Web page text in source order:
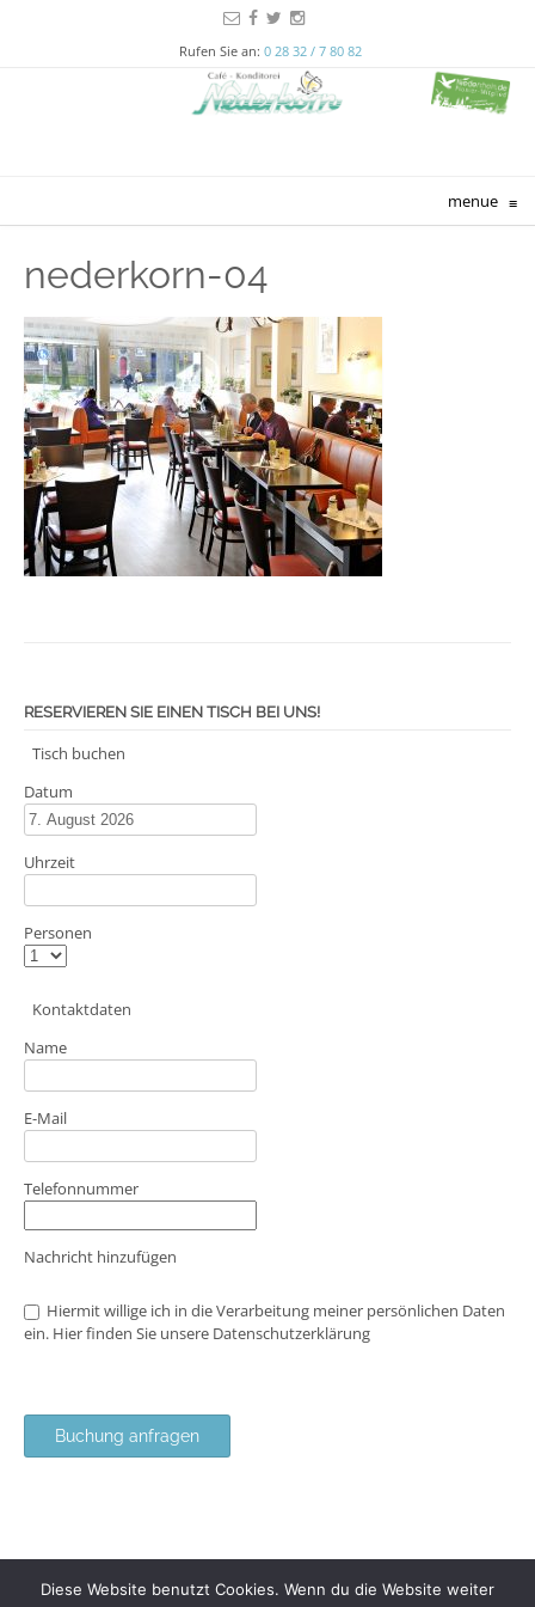
Rufen Sie an: 0 28 32 / 7 80 82
menue ≡
nederkorn-04
RESERVIEREN SIE EINEN TISCH BEI UNS!
Tisch buchen
Datum
Uhrzeit
Personen
Kontaktdaten
Name
E-Mail
Telefonnummer
Nachricht hinzufügen
ein. Hier finden Sie unsere Datenschutzerklärung
Buchung anfragen
Diese Website benutzt Cookies. Wenn du die Website weiter